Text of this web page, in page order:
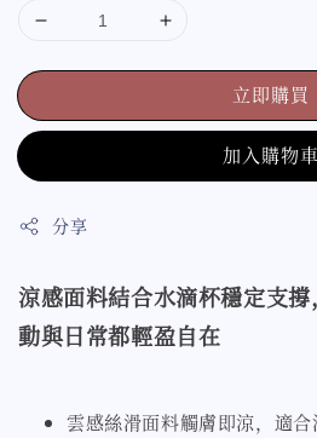
立即購買
加入購物車
分享
涼感面料結合水滴杯穩定支
動與日常都輕盈自在
雲感絲滑面料觸膚即涼，適合